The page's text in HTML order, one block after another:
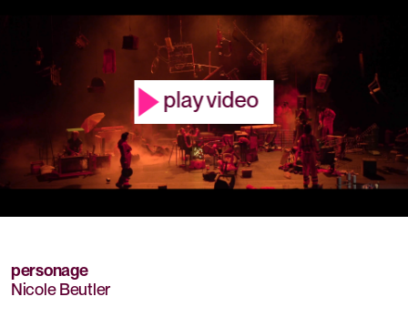
Mute
play video
personage
Nicole Beutler